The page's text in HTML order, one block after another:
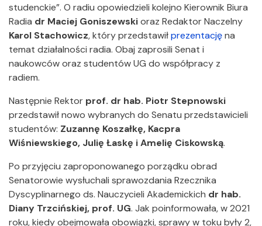
studenckie”. O radiu opowiedzieli kolejno Kierownik Biura
Radia dr Maciej Goniszewskioraz Redaktor Naczelny
Karol Stachowicz, który przedstawiłprezentacjęna
temat działalności radia. Obaj zaprosili Senat i
naukowców oraz studentów UG do współpracy z
radiem.
Następnie Rektor prof. dr hab. Piotr Stepnowski
przedstawił nowo wybranych do Senatu przedstawicieli
studentów: Zuzannę Koszałkę, Kacpra
Wiśniewskiego, Julię Łaskę i Amelię Ciskowską.
Po przyjęciu zaproponowanego porządku obrad
Senatorowie wysłuchali sprawozdania Rzecznika
Dyscyplinarnego ds. Nauczycieli Akademickich dr hab.
Diany Trzcińskiej, prof. UG. Jak poinformowała, w 2021
roku, kiedy obejmowała obowiązki, sprawy w toku były 2,